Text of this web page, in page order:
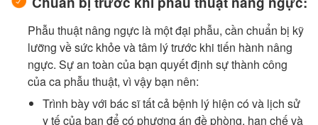
Phẫu thuật nâng ngực là một đại phẫu, cần chuẩn bị kỹ
lưỡng về sức khỏe và tâm lý trước khi tiến hành nâng
ngực. Sự an toàn của bạn quyết định sự thành công
của ca phẫu thuật, vì vậy bạn nên:
Trình bày với bác sĩ tất cả bệnh lý hiện có và lịch sử
y tế của bạn để có phương án đề phòng, hạn chế và